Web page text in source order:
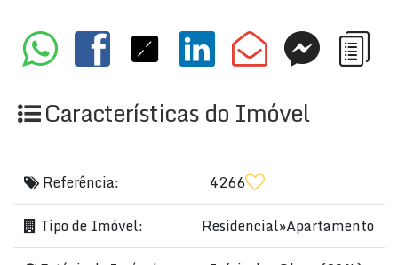
Características do Imóvel
Referência:
4266
Tipo de Imóvel:
Residencial»Apartamento